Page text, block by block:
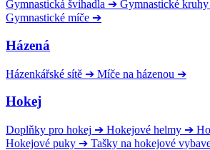
Gymnastická švihadla ➔ Gymnastické
Gymnastické míče ➔
Házená
Házenkářské sítě ➔ Míče na házenou ➔
Hokej
Doplňky pro hokej ➔ Hokejové helmy ➔
Hokejové puky ➔ Tašky na hokejové